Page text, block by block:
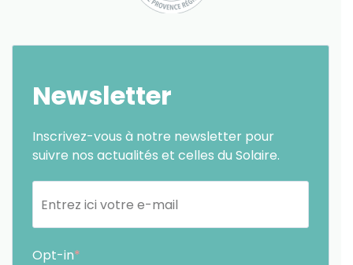
Newsletter
Inscrivez-vous à notre newsletter pour
suivre nos actualités et celles du Solaire.
Opt-in